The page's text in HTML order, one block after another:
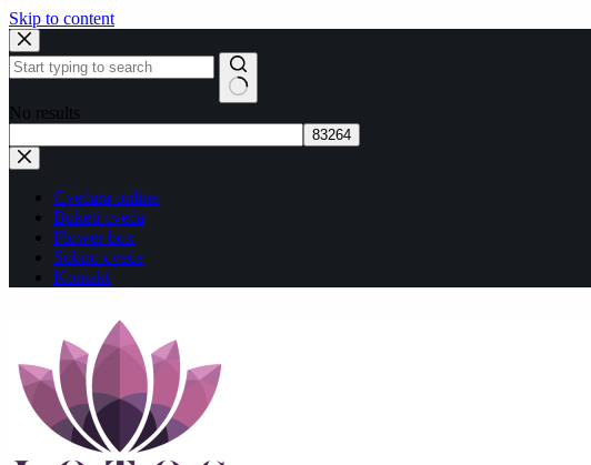
Skip to content
No results
Cvećara online
Buketi cveća
Flower box
Sobno cveće
Kontakt